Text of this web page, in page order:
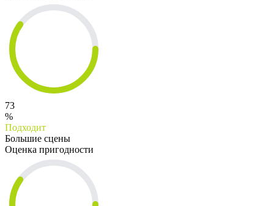
73
%
Подходит
Большие сцены
Оценка пригодности